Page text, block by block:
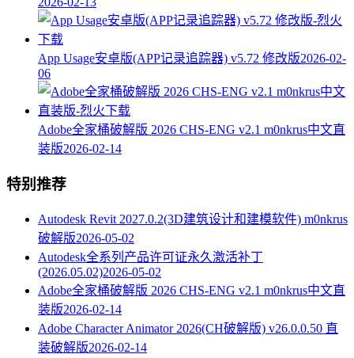
App Usage安卓版(APP记录追踪器) v5.72 修改版2026-02-
06
Adobe全家桶破解版 2026 CHS-ENG v2.1 m0nkrus中文直
装版2026-02-14
特别推荐
Autodesk Revit 2027.0.2(3D建筑设计和建模软件) m0nkrus
破解版2026-05-02
Autodesk全系列产品许可证永久激活补丁
(2026.05.02)2026-05-02
Adobe全家桶破解版 2026 CHS-ENG v2.1 m0nkrus中文直
装版2026-02-14
Adobe Character Animator 2026(CH破解版) v26.0.0.50 直
装破解版2026-02-14